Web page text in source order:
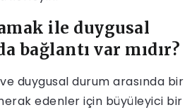
ile duygusal
bağlantı var mıdır?
duygusal durum arasında bir
edenler için büyüleyici bir